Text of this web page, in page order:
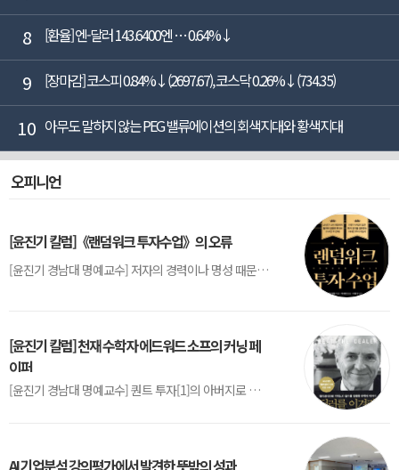
8 [환율] 엔-달러 143.6400엔 … 0.64%↓
9 [장마감] 코스피 0.84%↓(2697.67), 코스닥 0.26%↓(734.35)
10 아무도 말하지 않는 PEG 밸류에이션의 회색지대와 황색지대
오피니언
[윤진기 칼럼]《랜덤워크 투자수업》의 오류
[윤진기 경남대 명예교수] 저자의 경력이나 명성 때문인지 2020년에 번역 출판된 《랜덤워크 투자수업》(A Random Walk Down Wall Street) 12판은 표지부터가 거창하다. ‘45년간 12번 개정하며 철저히 검증한 투자서’, ‘전문가 부럽지 않은 투자 감각을 길러주는 위대한 투자지침서’ 라는 은빛 광고문구로 독자를 유혹한다.[1] 출판 50주...
[윤진기 칼럼] 천재 수학자 에드워드 소프의 커닝 페
이퍼
[윤진기 경남대 명예교수] 퀀트 투자[1]의 아버지로 불리는 에드워드 소프(Edward O. Thorp)는 수학계에서 천재로 알려진 인물이다. 그는 수학자이지만, 투자 업계에도 여러 가지 흥미로운 일화를 남겼다.수학을 이용하여 카지노를 이길 수 있는지가 궁금했던 그는 동료 교수가 소개해 준 블랙잭(Blackjack) 전략의 핵심을 손바닥 크기의 종이에 요...